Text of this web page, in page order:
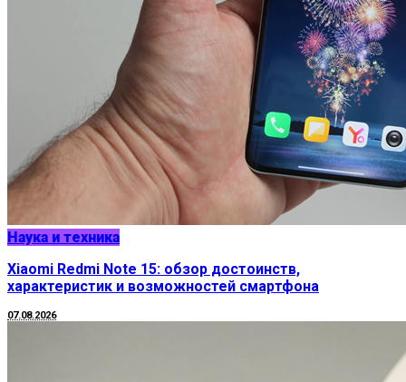
Наука и техника
Xiaomi Redmi Note 15: обзор достоинств,
характеристик и возможностей смартфона
07.08.2026